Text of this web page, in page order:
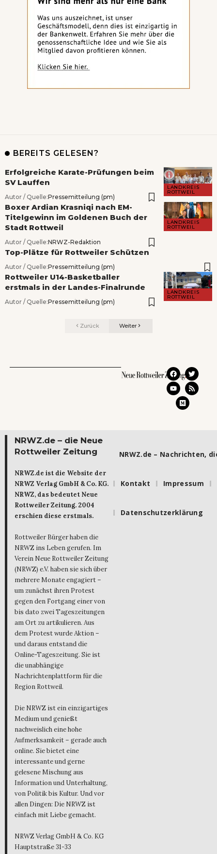
BEREITS GELESEN?
LANDKREIS
ROTTWEIL
Erfolgreiche Karate-Prüfungen beim
SV Lauffen
Autor / Quelle:Pressemitteilung (pm)
LANDKREIS
ROTTWEIL
Boxer Ardian Krasniqi nach EM-
Titelgewinn im Goldenen Buch der
Stadt Rottweil
Autor / Quelle:NRWZ-Redaktion
Top-Plätze für Rottweiler Schützen
Autor / Quelle:Pressemitteilung (pm)
LANDKREIS
ROTTWEIL
Rottweiler U14-Basketballer
erstmals in der Landes-Finalrunde
Autor / Quelle:Pressemitteilung (pm)
Zurück Weiter
NRWZ.de – die Neue
Rottweiler Zeitung
NRWZ.de ist die Website der
NRWZ Verlag GmbH & Co. KG.
NRWZ, das bedeutet Neue
Rottweiler Zeitung. 2004
erschien diese erstmals.
Rottweiler Bürger haben die
NRWZ ins Leben gerufen. Im
Verein Neue Rottweiler Zeitung
(NRWZ) e.V. haben sie sich über
mehrere Monate engagiert –
um zunächst ihren Protest
gegen den Fortgang einer von
bis dato zwei Tageszeitungen
am Ort zu artikulieren. Aus
dem Protest wurde Aktion –
und daraus entstand die
Online-Tageszeitung. Sie ist
die unabhängige
Nachrichtenplattform für die
Region Rottweil.
Die NRWZ ist ein einzigartiges
Medium und genießt
nachweislich eine hohe
Aufmerksamkeit – gerade auch
online. Sie bietet eine
interessante und gerne
gelesene Mischung aus
Information und Unterhaltung,
von Politik bis Kultur. Und vor
allen Dingen: Die NRWZ ist
einfach mit Liebe gemacht.
NRWZ Verlag GmbH & Co. KG
Hauptstraße 31-33
NRWZ.de – Nachrichten,
Kontakt Impressum
Datenschutzerklärung